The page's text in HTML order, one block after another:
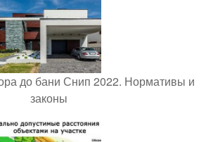
до бани Снип 2022. Нормативы и
законы